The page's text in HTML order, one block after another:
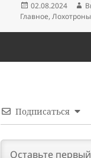
Опубликовано
02.08.2024
Главное,Лохотроны
Подписаться